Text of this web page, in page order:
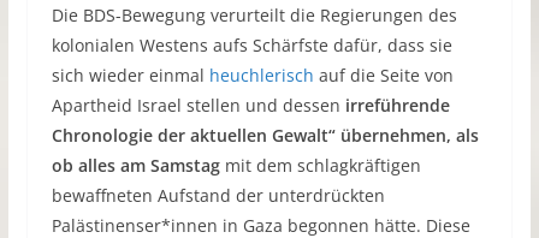
Die BDS-Bewegung verurteilt die Regierungen des
kolonialen Westens aufs Schärfste dafür, dass sie
sich wieder einmal heuchlerisch auf die Seite von
Apartheid Israel stellen und dessen irreführende
Chronologie der aktuellen Gewalt“ übernehmen, als
ob alles am Samstagmit dem schlagkräftigen
bewaffneten Aufstand der unterdrückten
Palästinenser*innen in Gaza begonnen hätte. Diese